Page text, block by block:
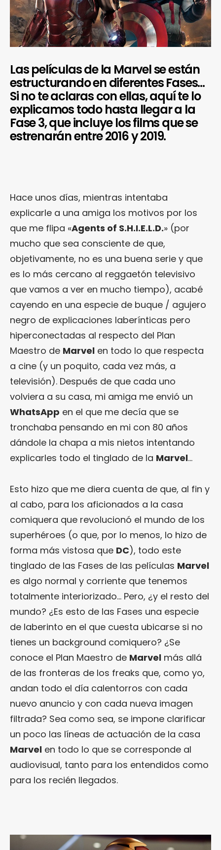
Las películas de la Marvel se están
estructurando en diferentes Fases…
Si no te aclaras con ellas, aquí te lo
explicamos todo hasta llegar a la
Fase 3, que incluye los films que se
estrenarán entre 2016 y 2019.
Hace unos días, mientras intentaba
explicarle a una amiga los motivos por los
que me flipa «Agents of S.H.I.E.L.D.» (por
mucho que sea consciente de que,
objetivamente, no es una buena serie y que
es lo más cercano al reggaetón televisivo
que vamos a ver en mucho tiempo), acabé
cayendo en una especie de buque / agujero
negro de explicaciones laberínticas pero
hiperconectadas al respecto del Plan
Maestro de Marvel en todo lo que respecta
a cine (y un poquito, cada vez más, a
televisión). Después de que cada uno
volviera a su casa, mi amiga me envió un
WhatsApp en el que me decía que se
tronchaba pensando en mi con 80 años
dándole la chapa a mis nietos intentando
explicarles todo el tinglado de la Marvel…
Esto hizo que me diera cuenta de que, al fin y
al cabo, para los aficionados a la casa
comiquera que revolucionó el mundo de los
superhéroes (o que, por lo menos, lo hizo de
forma más vistosa que DC), todo este
tinglado de las Fases de las películas Marvel
es algo normal y corriente que tenemos
totalmente interiorizado… Pero, ¿y el resto del
mundo? ¿Es esto de las Fases una especie
de laberinto en el que cuesta ubicarse si no
tienes un background comiquero? ¿Se
conoce el Plan Maestro de Marvel más allá
de las fronteras de los freaks que, como yo,
andan todo el día calentorros con cada
nuevo anuncio y con cada nueva imagen
filtrada? Sea como sea, se impone clarificar
un poco las líneas de actuación de la casa
Marvel en todo lo que se corresponde al
audiovisual, tanto para los entendidos como
para los recién llegados.